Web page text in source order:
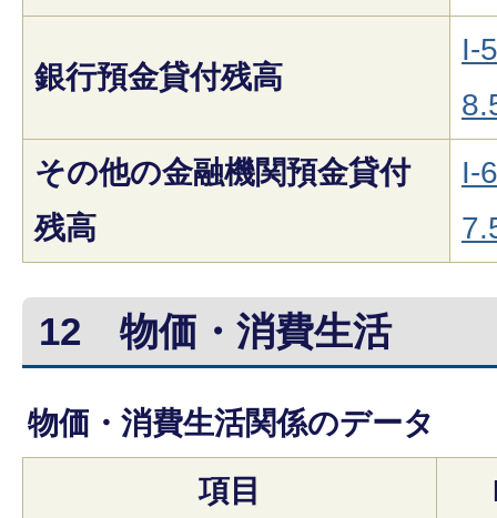
銀行預金貸付残高
I-
その他の金融機関預金貸付
残高
I-
12 物価・消費生活
物価・消費生活関係のデータ
項目